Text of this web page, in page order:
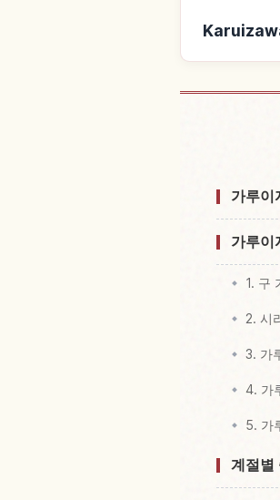
가루이
가루이
1. 구
2. 시
3. 가
4. 가
5. 가
계절별